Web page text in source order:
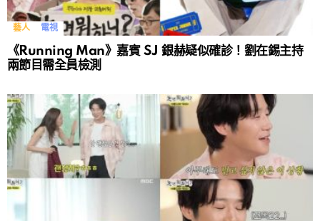
藝人 電視
《Running Man》嘉賓 SJ 銀赫疑似確診！劉在錫主持
兩節目需全員檢測